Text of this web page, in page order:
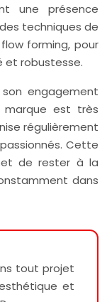
une présence
techniques de
forming, pour
et robustesse.
engagement
marque est très
régulièrement
Cette
de rester à la
dans
tout projet
et